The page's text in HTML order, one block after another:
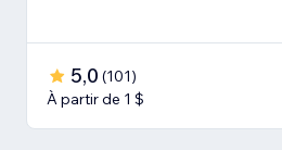
5,0 (101)
À partir de 1 $